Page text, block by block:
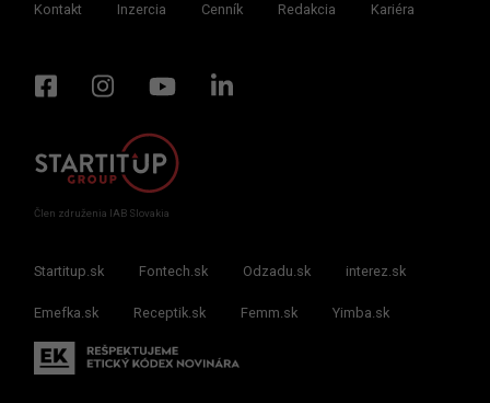
Kontakt Inzercia Cenník Redakcia Kariéra
Člen združenia IAB Slovakia
Startitup.sk Fontech.sk Odzadu.sk interez.sk
Emefka.sk Receptik.sk Femm.sk Yimba.sk